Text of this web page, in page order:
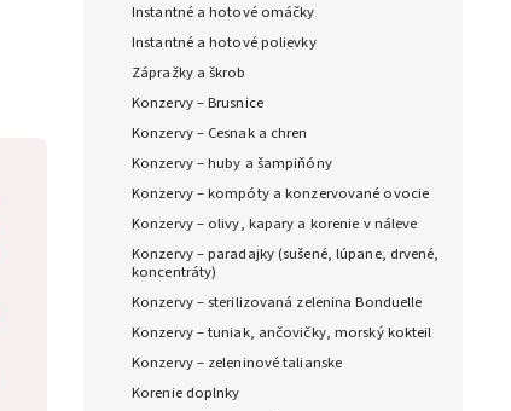
Instantné a hotové omáčky
Instantné a hotové polievky
Zápražky a škrob
Konzervy – Brusnice
Konzervy – Cesnak a chren
Konzervy – huby a šampiňóny
Konzervy – kompóty a konzervované ovocie
Konzervy – olivy, kapary a korenie v náleve
Konzervy – paradajky (sušené, lúpane, drvené,
koncentráty)
Konzervy – sterilizovaná zelenina Bonduelle
Konzervy – tuniak, ančovičky, morský kokteil
Konzervy – zeleninové talianske
Korenie doplnky